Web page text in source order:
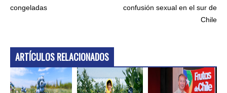
congeladas
confusión sexual en el sur de
Chile
ARTÍCULOS RELACIONADOS